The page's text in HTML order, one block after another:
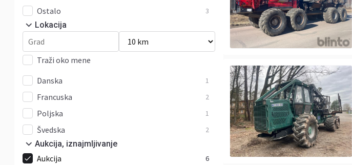
Ostalo 3
Lokacija
Traži oko mene
Danska
1
Francuska 2
Poljska 1
Švedska 2
Aukcija, iznajmljivanje
Aukcija 6